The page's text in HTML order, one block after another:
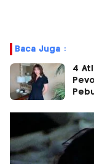
Baca Juga :
4